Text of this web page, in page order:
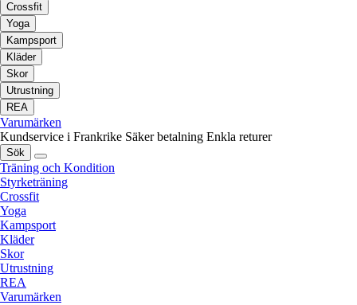
Crossfit
Yoga
Kampsport
Kläder
Skor
Utrustning
REA
Varumärken
Kundservice i Frankrike Säker betalning Enkla returer
Sök
Träning och Kondition
Styrketräning
Crossfit
Yoga
Kampsport
Kläder
Skor
Utrustning
REA
Varumärken